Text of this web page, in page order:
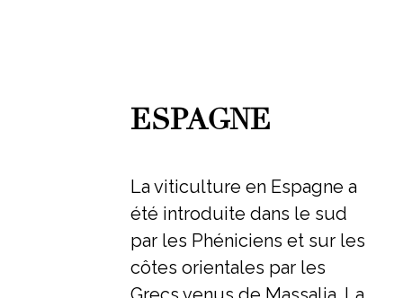
ESPAGNE
La viticulture en Espagne a
été introduite dans le sud
par les Phéniciens et sur les
côtes orientales par les